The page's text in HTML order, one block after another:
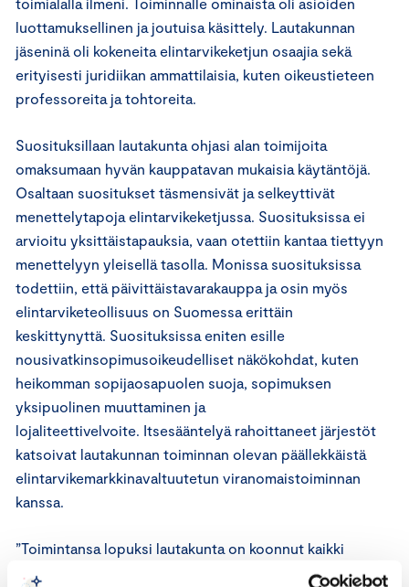
luottamuksellinen ja joutuisa käsittely. Lautakunnan
jäseninä oli kokeneita elintarvikeketjun osaajia sekä
erityisesti juridiikan ammattilaisia, kuten oikeustieteen
professoreita ja tohtoreita.
Suosituksillaan lautakunta ohjasi alan toimijoita
omaksumaan hyvän kauppatavan mukaisia käytäntöjä.
Osaltaan suositukset täsmensivät ja selkeyttivät
menettelytapoja elintarvikeketjussa. Suosituksissa ei
arvioitu yksittäistapauksia, vaan otettiin kantaa tiettyyn
menettelyyn yleisellä tasolla. Monissa suosituksissa
todettiin, että päivittäistavarakauppa ja osin myös
elintarviketeollisuus on Suomessa erittäin
keskittynyttä. Suosituksissa eniten esille
nousivatkinsopimusoikeudelliset näkökohdat, kuten
heikomman sopijaosapuolen suoja, sopimuksen
yksipuolinen muuttaminen ja
lojaliteettivelvoite. Itsesääntelyä rahoittaneet järjestöt
katsoivat lautakunnan toiminnan olevan päällekkäistä
elintarvikemarkkinavaltuutetun viranomaistoiminnan
kanssa.
”Toimintansa lopuksi lautakunta on koonnut kaikki
antamansa suositukset yhteen julkaisuun. Lautakunta